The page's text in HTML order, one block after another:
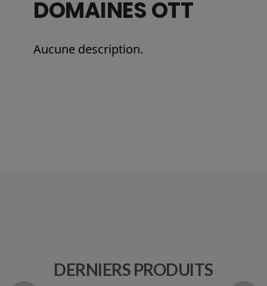
DOMAINES OTT
Aucune description.
DERNIERS PRODUITS